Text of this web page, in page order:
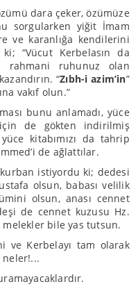
dara çeker, özümüze
sorgularken yiğit İmam
ve karanlığa kendilerini
“Vücut Kerbelasın da
rahmani ruhunuz olan
“Zıbh-i azim’in”
vakıf olun.”
bunu anlamadı, yüce
de gökten indirilmiş
kitabımızı da tahrip
de ağlattılar.
istiyordu ki; dedesi
olsun, babası velilik
olsun, anası cennet
de cennet kuzusu Hz.
bile yas tutsun.
Kerbelayı tam olarak